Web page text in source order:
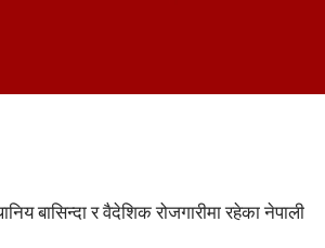
बासिन्दा र वैदेशिक रोजगारीमा रहेका नेपाली